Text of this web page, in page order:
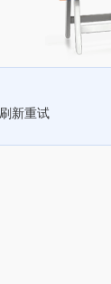
新重试